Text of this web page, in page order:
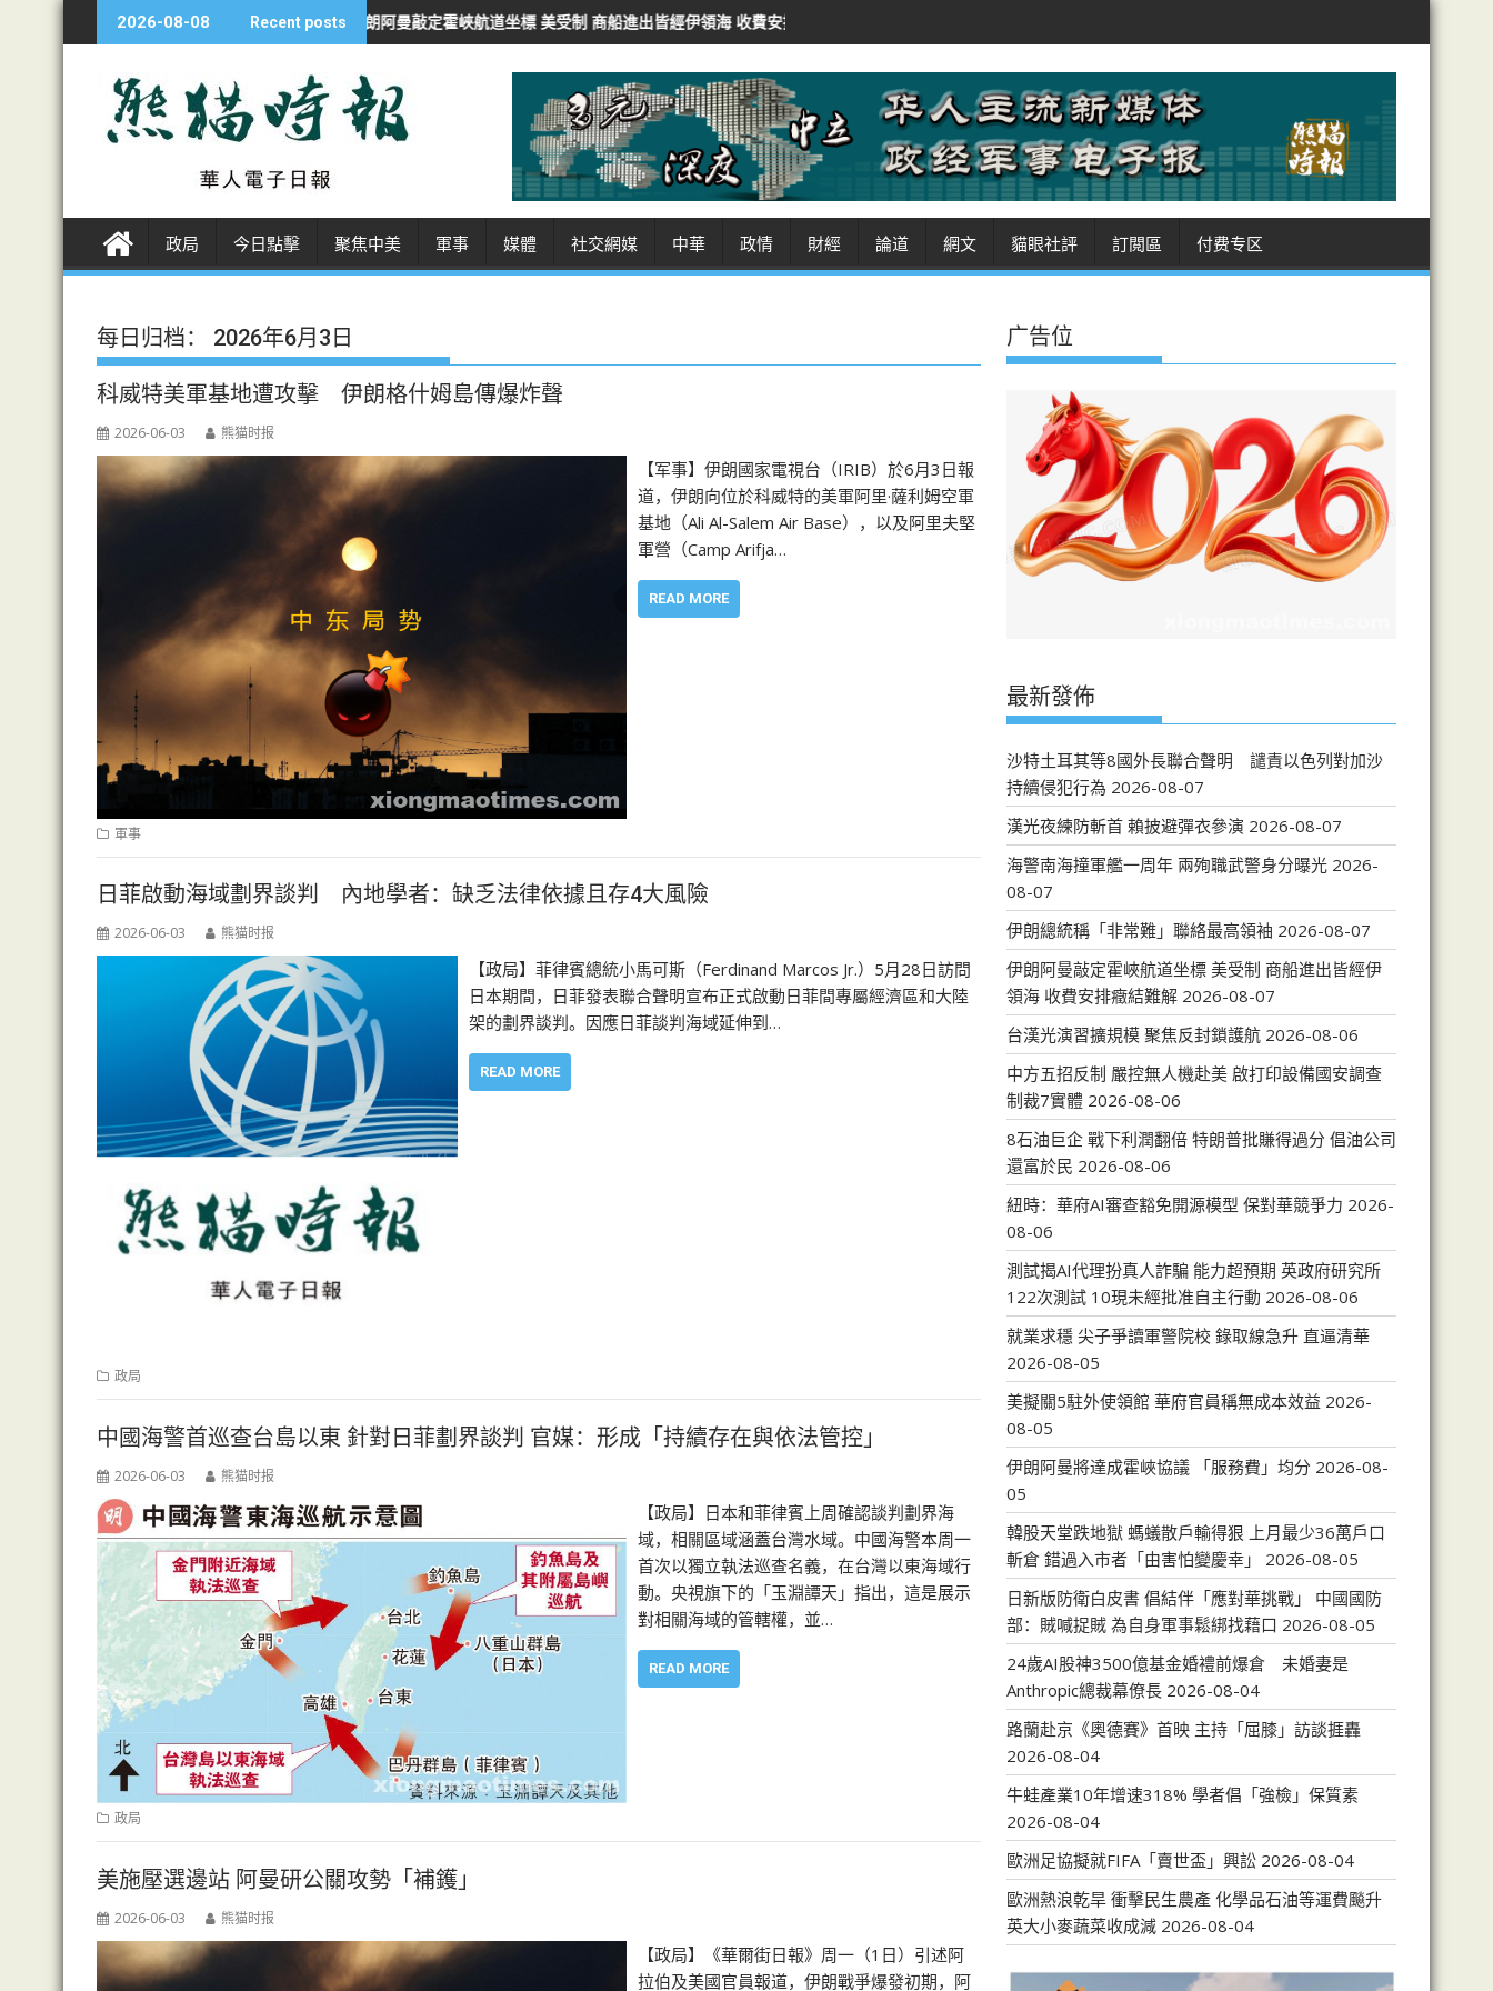
k
e
2026-08-08 Recent posts
」聯絡最高領袖 伊朗阿曼敲定霍峽航道坐標 美受制 商船進出皆經伊領海 收費安排癥結難解 沙特土耳其等8國外長聯合聲明 譴責以色列對加沙持續侵犯行為
政局 今日點擊 聚焦中美 軍事 媒體 社交網媒 中華 政情 財經 論道 網文 貓眼社評 訂閲區 付费专区
每日归档： 2026年6月3日
科威特美軍基地遭攻擊 伊朗格什姆島傳爆炸聲
2026-06-03 熊猫时报
【军事】伊朗國家電視台（IRIB）於6月3日報
道，伊朗向位於科威特的美軍阿里·薩利姆空軍
基地（Ali Al-Salem Air Base），以及阿里夫堅
軍營（Camp Arifja…
READ MORE
軍事
日菲啟動海域劃界談判 內地學者：缺乏法律依據且存4大風險
2026-06-03 熊猫时报
【政局】菲律賓總統小馬可斯（Ferdinand Marcos Jr.）5月28日訪問
日本期間，日菲發表聯合聲明宣布正式啟動日菲間專屬經濟區和大陸
架的劃界談判。因應日菲談判海域延伸到…
READ MORE
政局
中國海警首巡查台島以東 針對日菲劃界談判 官媒：形成「持續存在與依法管控」
2026-06-03 熊猫时报
【政局】日本和菲律賓上周確認談判劃界海
域，相關區域涵蓋台灣水域。中國海警本周一
首次以獨立執法巡查名義，在台灣以東海域行
動。央視旗下的「玉淵譚天」指出，這是展示
對相關海域的管轄權，並…
READ MORE
政局
美施壓選邊站 阿曼研公關攻勢「補鑊」
2026-06-03 熊猫时报
【政局】《華爾街日報》周一（1日）引述阿
拉伯及美國官員報道，伊朗戰爭爆發初期，阿
广告位
最新發佈
沙特土耳其等8國外長聯合聲明 譴責以色列對加沙
持續侵犯行為 2026-08-07
漢光夜練防斬首 賴披避彈衣參演 2026-08-07
海警南海撞軍艦一周年 兩殉職武警身分曝光 2026-
08-07
伊朗總統稱「非常難」聯絡最高領袖 2026-08-07
伊朗阿曼敲定霍峽航道坐標 美受制 商船進出皆經伊
領海 收費安排癥結難解 2026-08-07
台漢光演習擴規模 聚焦反封鎖護航 2026-08-06
中方五招反制 嚴控無人機赴美 啟打印設備國安調查
制裁7實體 2026-08-06
8石油巨企 戰下利潤翻倍 特朗普批賺得過分 倡油公司
還富於民 2026-08-06
紐時：華府AI審查豁免開源模型 保對華競爭力 2026-
08-06
測試揭AI代理扮真人詐騙 能力超預期 英政府研究所
122次測試 10現未經批准自主行動 2026-08-06
就業求穩 尖子爭讀軍警院校 錄取線急升 直逼清華
2026-08-05
美擬關5駐外使領館 華府官員稱無成本效益 2026-
08-05
伊朗阿曼將達成霍峽協議 「服務費」均分 2026-08-
05
韓股天堂跌地獄 螞蟻散戶輸得狠 上月最少36萬戶口
斬倉 錯過入市者「由害怕變慶幸」
2026-08-05
日新版防衛白皮書 倡結伴「應對華挑戰」 中國國防
部：賊喊捉賊 為自身軍事鬆綁找藉口 2026-08-05
24歲AI股神3500億基金婚禮前爆倉 未婚妻是
Anthropic總裁幕僚長 2026-08-04
路蘭赴京《奧德賽》首映 主持「屈膝」訪談捱轟
2026-08-04
牛蛙產業10年增速318% 學者倡「強檢」保質素
2026-08-04
歐洲足協擬就FIFA「賣世盃」興訟 2026-08-04
歐洲熱浪乾旱 衝擊民生農產 化學品石油等運費飈升
英大小麥蔬菜收成減 2026-08-04